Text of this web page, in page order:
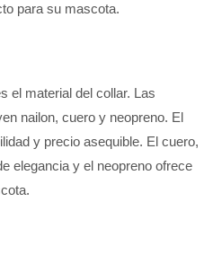
para su mascota.
el material del collar. Las
nailon, cuero y neopreno. El
y precio asequible. El cuero,
elegancia y el neopreno ofrece